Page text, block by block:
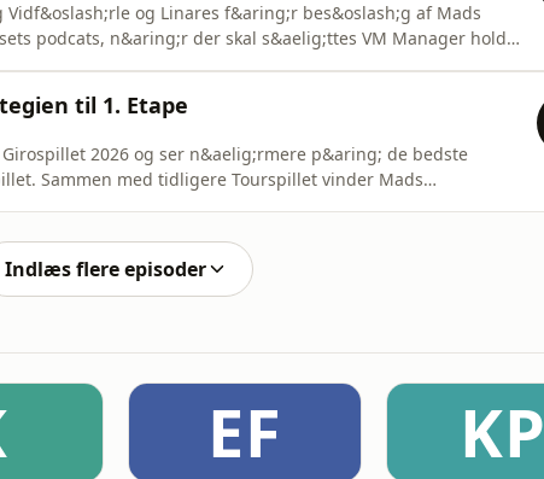
og Linares f&aring;r bes&oslash;g af Mads
podcats, n&aring;r der skal s&aelig;ttes VM Manager hold
til 1. Etape
2026 og ser n&aelig;rmere p&aring; de bedste
Sammen med tidligere Tourspillet vinder Mads
Indlæs flere episoder
EF KP